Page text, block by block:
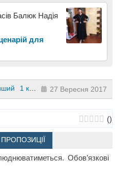
Балюк Надія
для
1 клас 27 Вересня 2017
()
Обов’язкові